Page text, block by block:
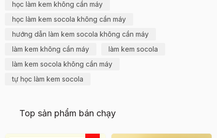
học làm kem không cần máy
học làm kem socola không cần máy
hướng dẫn làm kem socola không cần máy
làm kem không cần máy
làm kem socola
làm kem socola không cần máy
tự học làm kem socola
Top sản phẩm bán chạy